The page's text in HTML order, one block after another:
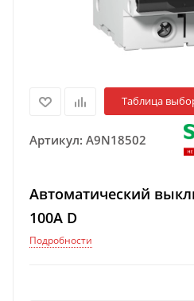
Таблица
Артикул: A9N18502
Автоматический
100A D
Подробности